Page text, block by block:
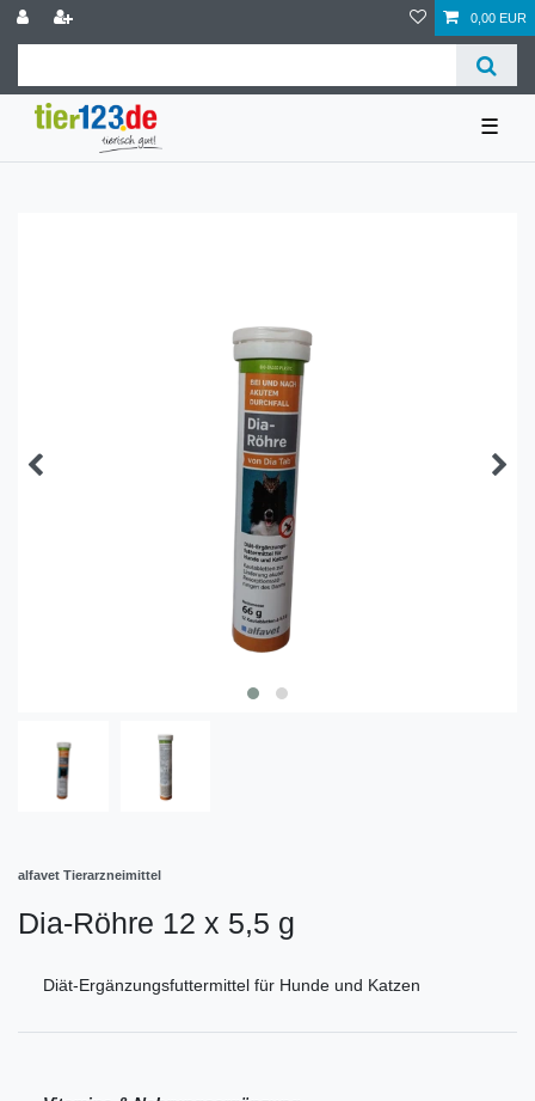
0,00 EUR
☰
alfavet Tierarzneimittel
Dia-Röhre 12 x 5,5 g
Diät-Ergänzungsfuttermittel für Hunde und Katzen